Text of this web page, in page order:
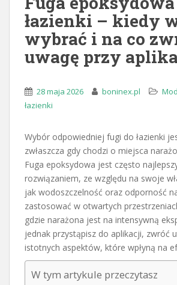
łazienki – kiedy
wybrać i na co
uwagę przy
28 maja 2026 boninex.pl
łazienki
Wybór odpowiedniej fugi do łazienki
zwłaszcza gdy chodzi o miejsca
Fuga epoksydowa jest często
rozwiązaniem, ze względu na swoje
jak wodoszczelność oraz odporność
zastosować w otwartych
gdzie narażona jest na intensywną
jednak przystąpisz do aplikacji, zwróć
istotnych aspektów, które wpłyną na
W tym artykule przeczytasz